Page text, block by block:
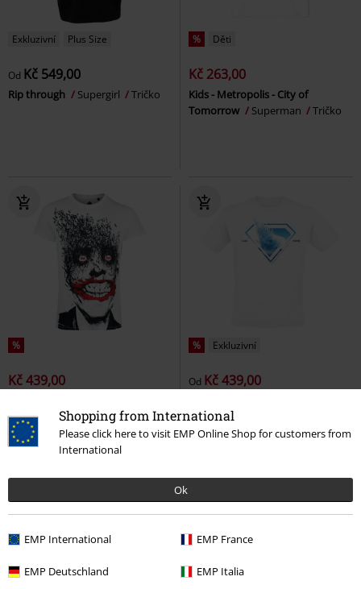
Shopping from International
Please click here to visit EMP Online Shop for customers from
International
Ok
EMP International EMP France
EMP Deutschland EMP Italia
Exkluzivní Plus Size
Od Kč 549,00
Rip through Supergirl Tričko
% Děti
Kč 263,00
Kids - Metropolis - City of
Tomorrow
Superman Tričko
%
Kč 439,00
Tričko
% Exkluzivní
Od Kč 439,00
Home
Superman